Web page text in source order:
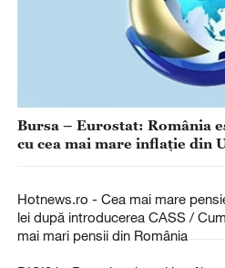
Bursa – Eurostat: România
cu cea mai mare inflaţie din
Hotnews.ro - Cea mai mare
lei după introducerea CASS /
mai mari pensii din România